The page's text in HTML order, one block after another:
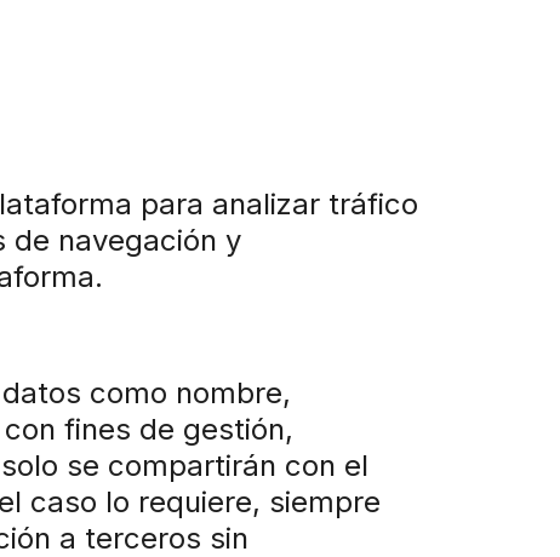
para analizar tráfico
de navegación y
como nombre,
fines de gestión,
se compartirán con el
caso lo requiere, siempre
a terceros sin